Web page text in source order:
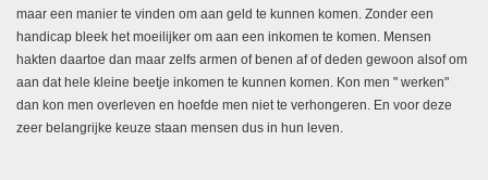
maar een manier te vinden om aan geld te kunnen komen. Zonder een
handicap bleek het moeilijker om aan een inkomen te komen. Mensen
hakten daartoe dan maar zelfs armen of benen af of deden gewoon alsof om
aan dat hele kleine beetje inkomen te kunnen komen. Kon men " werken"
dan kon men overleven en hoefde men niet te verhongeren. En voor deze
zeer belangrijke keuze staan mensen dus in hun leven.